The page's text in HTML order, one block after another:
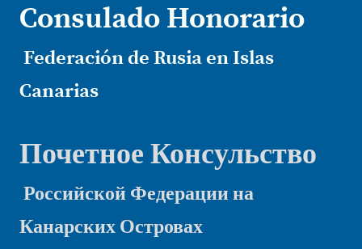
Consulado Honorario
Federación de Rusia en Islas
Canarias
Почетное Консульство
Российской Федерации на
Канарских Островах